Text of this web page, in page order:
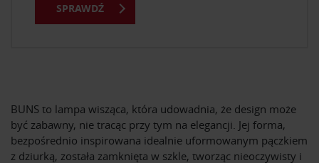
BUNS to lampa wisząca, która udowadnia, że design może
być zabawny, nie tracąc przy tym na elegancji. Jej forma,
bezpośrednio inspirowana idealnie uformowanym pączkiem
z dziurką, została zamknięta w szkle, tworząc nieoczywisty i
SPRAWDŹ